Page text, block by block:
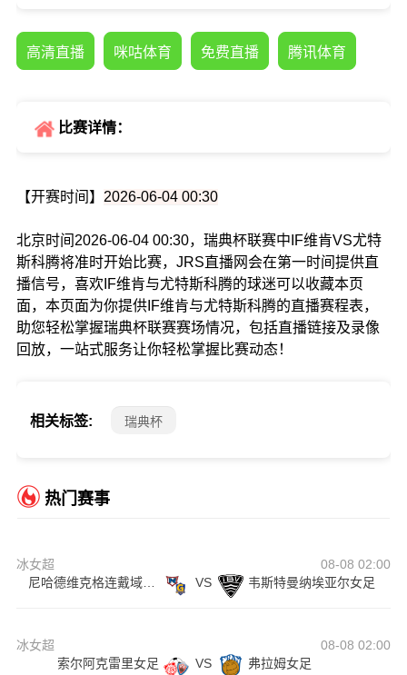
高清直播 咪咕体育 免费直播 腾讯体育
比赛详情：
【开赛时间】 2026-06-04 00:30
北京时间2026-06-04 00:30，瑞典杯联赛中IF维肯VS尤特
斯科腾将准时开始比赛，JRS直播网会在第一时间提供直
播信号，喜欢IF维肯与尤特斯科腾的球迷可以收藏本页
面，本页面为你提供IF维肯与尤特斯科腾的直播赛程表，
助您轻松掌握瑞典杯联赛赛场情况，包括直播链接及录像
回放，一站式服务让你轻松掌握比赛动态！
相关标签: 瑞典杯
热门赛事
冰女超
08-08 02:00
VS 韦斯特曼纳埃亚尔女足
冰女超
08-08 02:00
索尔阿克雷里女足
VS 弗拉姆女足